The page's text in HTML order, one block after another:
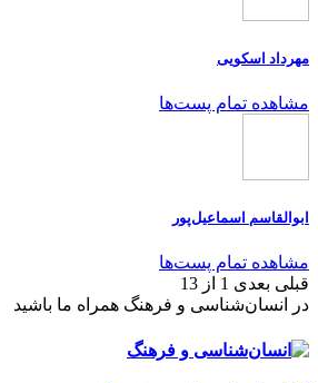
مهرداد اسکویی
مشاهده تمام پست‌ها
ابوالقاسم اسماعیل‌پور
مشاهده تمام پست‌ها
قبلی بعدی 1 از 13
در انسان‌شناسی و فرهنگ همراه ما باشید